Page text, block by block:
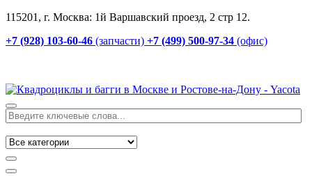
115201, г. Москва: 1й Варшавский проезд, 2 стр 12.
+7 (928) 103-60-46 (запчасти) +7 (499) 500-97-34 (офис)